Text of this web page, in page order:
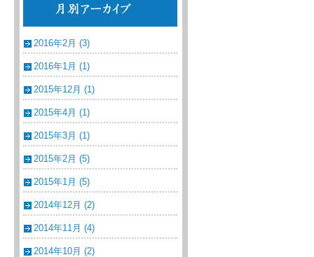
2016年2月 (3)
2016年1月 (1)
2015年12月 (1)
2015年4月 (1)
2015年3月 (1)
2015年2月 (5)
2015年1月 (5)
2014年12月 (2)
2014年11月 (4)
2014年10月 (2)